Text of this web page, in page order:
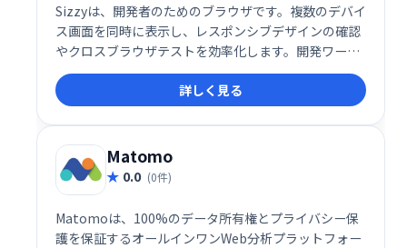
Sizzyは、開発者のためのブラウザです。複数のデバイ
ス画面を同時に表示し、レスポンシブデザインの確認
やクロスブラウザテストを効率化します。開発ワーク
フローのスピードアップを実現し、時間を節約できま
す。
詳しく見る
Matomo
0.0 (0件)
Matomoは、100%のデータ所有権とプライバシー保
護を保証するオールインワンWeb分析プラットフォー